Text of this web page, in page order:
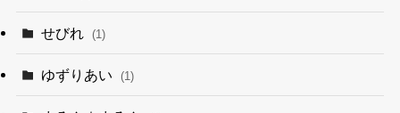
せびれ (1)
ゆずりあい (1)